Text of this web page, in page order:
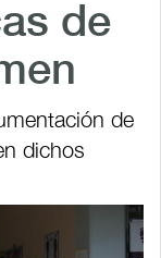
de
de
dichos